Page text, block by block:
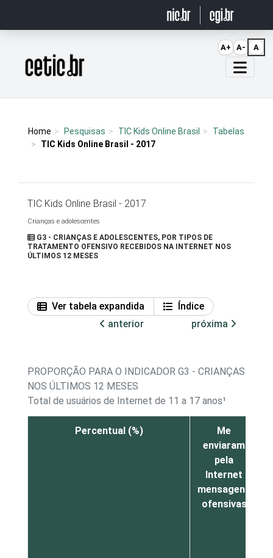
Página inicial
Home Pesquisas TIC Kids Online Brasil
Tabelas
TIC Kids Online Brasil - 2017
TIC Kids Online Brasil - 2017
Crianças e adolescentes
G3 - CRIANÇAS E ADOLESCENTES, POR TIPOS DE
TRATAMENTO OFENSIVO RECEBIDOS NA INTERNET NOS
ÚLTIMOS 12 MESES
Ver tabela expandida
Índice
anterior
próxima
PROPORÇÃO PARA O INDICADOR G3 - CRIANÇAS E
NOS ÚLTIMOS 12 MESES
Total de usuários de Internet de 11 a 17 anos¹
Percentual (%)
Me
enviaram
pela
Internet
mensagens
ofensivas
A+ A- A